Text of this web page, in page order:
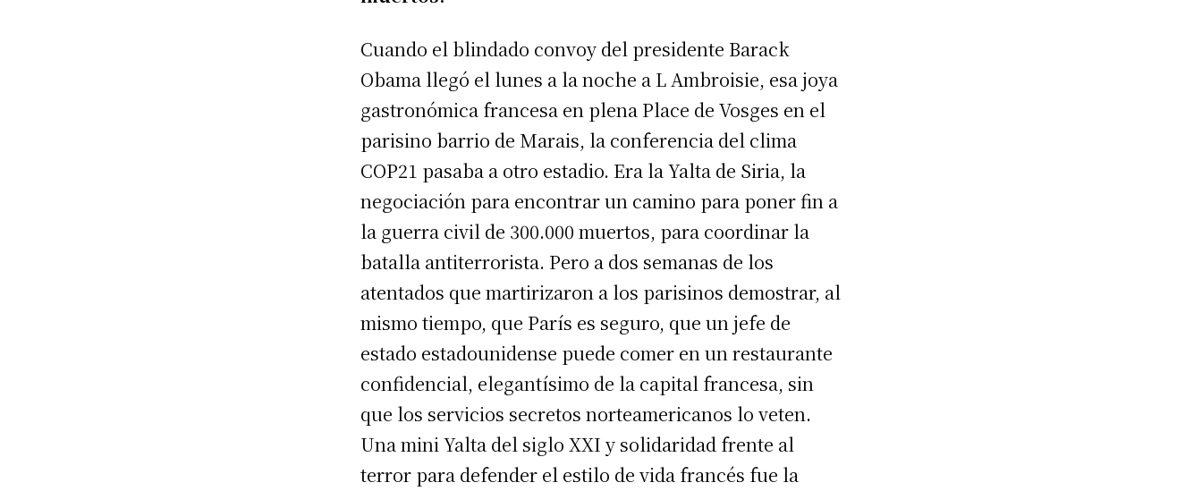
Cuando el blindado convoy del presidente Barack
Obama llegó el lunes a la noche a L Ambroisie, esa joya
gastronómica francesa en plena Place de Vosges en el
parisino barrio de Marais, la conferencia del clima
COP21 pasaba a otro estadio. Era la Yalta de Siria, la
negociación para encontrar un camino para poner fin a
la guerra civil de 300.000 muertos, para coordinar la
batalla antiterrorista. Pero a dos semanas de los
atentados que martirizaron a los parisinos demostrar, al
mismo tiempo, que París es seguro, que un jefe de
estado estadounidense puede comer en un restaurante
confidencial, elegantísimo de la capital francesa, sin
que los servicios secretos norteamericanos lo veten.
Una mini Yalta del siglo XXI y solidaridad frente al
terror para defender el estilo de vida francés fue la